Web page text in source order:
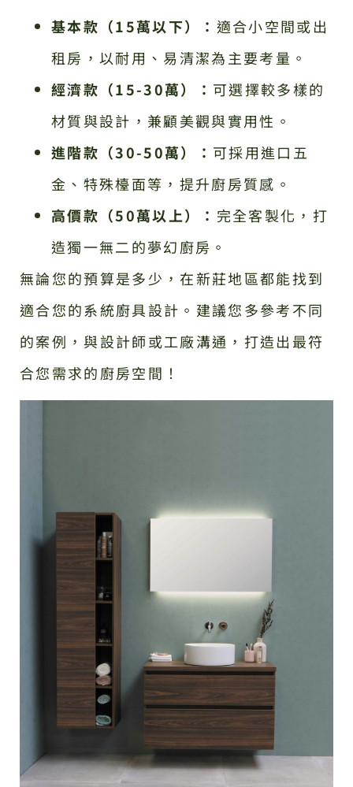
基本款（15萬以下）： 適合小空間或出
租房，以耐用、易清潔為主要考量。
經濟款（15-30萬）： 可選擇較多樣的
材質與設計，兼顧美觀與實用性。
進階款（30-50萬）： 可採用進口五
金、特殊檯面等，提升廚房質感。
高價款（50萬以上）： 完全客製化，打
造獨一無二的夢幻廚房。
無論您的預算是多少，在新莊地區都能找到
適合您的系統廚具設計。建議您多參考不同
的案例，與設計師或工廠溝通，打造出最符
合您需求的廚房空間！